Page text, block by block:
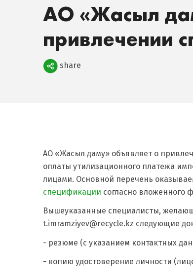
АО «Жасыл
привлечении
Поделиться
share
АО «Жасыл даму» объявляет о
оплаты утилизационного платежа
лицами. Основной перечень
спецификации согласно вложенного
Вышеуказанные специалисты,
t.imramziyev@recycle.kz следующие
- резюме (с указанием контактных
- копию удостоверение личности